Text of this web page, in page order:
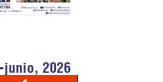
junio, 2026